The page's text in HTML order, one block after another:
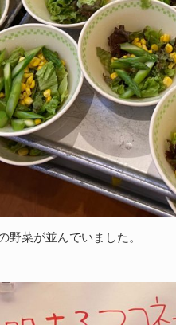
野菜が並んでいました。